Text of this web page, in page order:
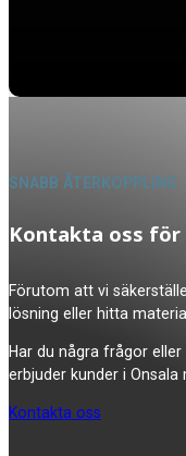
Kontakta oss
Förutom att vi
lösning eller hitta
Har du några frågor
erbjuder kunder i
SNABB ÅTERKOPPLING
Kontakta oss